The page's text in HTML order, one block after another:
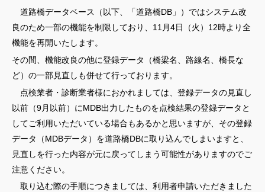
道路橋データベース（以下、「道路橋DB」）ではシステム改
良のため一部の機能を制限しており、11月4日（火）12時より全
機能を再開いたします。
その間、機能改良の他に登録データ（橋梁名、路線名、橋長な
ど）の一部見直しも併せて行っております。
点検業者・診断業者様におかれましては、登録データの見直し
以前（9月以前）にMDB出力したものを点検結果の登録データと
してご利用いただいている場合もあるかと思いますが、その登録
データ（MDBデータ）を道路橋DBに取り込んでしまいますと、
見直しを行った内容が元に戻ってしまう可能性がありますのでご
注意ください。
取り込む際の手順につきましては、利用者申請いただきました